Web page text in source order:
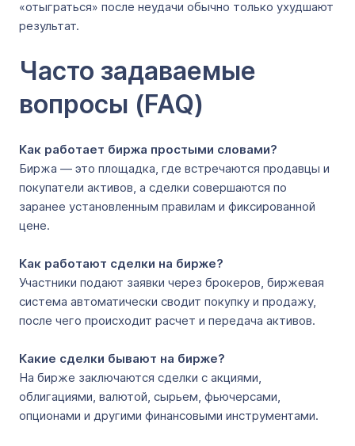
«отыграться» после неудачи обычно только ухудшают
результат.
Часто задаваемые
вопросы (FAQ)
Как работает биржа простыми словами?
Биржа — это площадка, где встречаются продавцы и
покупатели активов, а сделки совершаются по
заранее установленным правилам и фиксированной
цене.
Как работают сделки на бирже?
Участники подают заявки через брокеров, биржевая
система автоматически сводит покупку и продажу,
после чего происходит расчет и передача активов.
Какие сделки бывают на бирже?
На бирже заключаются сделки с акциями,
облигациями, валютой, сырьем, фьючерсами,
опционами и другими финансовыми инструментами.